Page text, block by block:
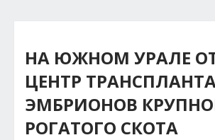
НА ЮЖНОМ УРАЛЕ
ЦЕНТР
ЭМБРИОНОВ
РОГАТОГО СКОТА